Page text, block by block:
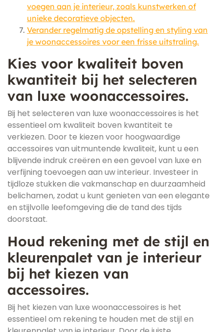
voegen aan je interieur, zoals kunstwerken of
unieke decoratieve objecten.
Verander regelmatig de opstelling en styling van
je woonaccessoires voor een frisse uitstraling.
Kies voor kwaliteit boven
kwantiteit bij het selecteren
van luxe woonaccessoires.
Bij het selecteren van luxe woonaccessoires is het
essentieel om kwaliteit boven kwantiteit te
verkiezen. Door te kiezen voor hoogwaardige
accessoires van uitmuntende kwaliteit, kunt u een
blijvende indruk creëren en een gevoel van luxe en
verfijning toevoegen aan uw interieur. Investeer in
tijdloze stukken die vakmanschap en duurzaamheid
belichamen, zodat u kunt genieten van een elegante
en stijlvolle leefomgeving die de tand des tijds
doorstaat.
Houd rekening met de stijl en
kleurenpalet van je interieur
bij het kiezen van
accessoires.
Bij het kiezen van luxe woonaccessoires is het
essentieel om rekening te houden met de stijl en